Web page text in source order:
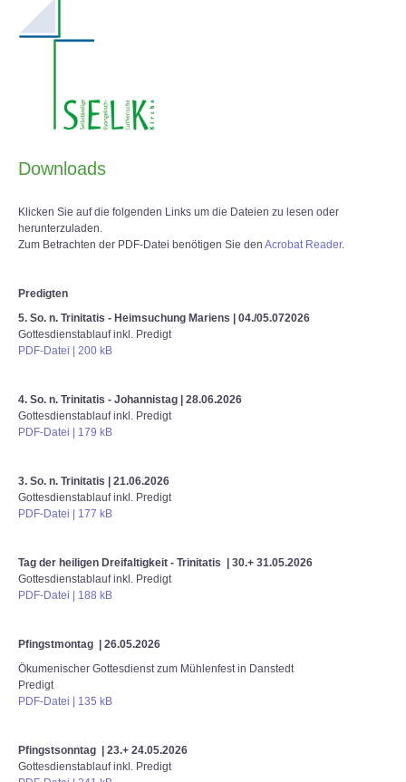
Downloads
Klicken Sie auf die folgenden Links um die Dateien zu lesen oder
herunterzuladen.
Zum Betrachten der PDF-Datei benötigen Sie den Acrobat Reader.
Predigten
5. So. n. Trinitatis - Heimsuchung Mariens
| 04./05.072026
Gottesdienstablauf inkl. Predigt
PDF-Datei | 200 kB
4. So. n. Trinitatis - Johannistag
| 28.06.2026
Gottesdienstablauf inkl. Predigt
PDF-Datei | 179 kB
3. So. n. Trinitatis
| 21.06.2026
Gottesdienstablauf inkl. Predigt
PDF-Datei | 177 kB
Tag der heiligen Dreifaltigkeit - Trinitatis | 30.+ 31.05.2026
Gottesdienstablauf inkl. Predigt
PDF-Datei | 188 kB
Pfingstmontag | 26.05.2026
Ökumenischer Gottesdienst zum Mühlenfest in Danstedt
Predigt
PDF-Datei | 135 kB
Pfingstsonntag | 23.+ 24.05.2026
Gottesdienstablauf inkl. Predigt